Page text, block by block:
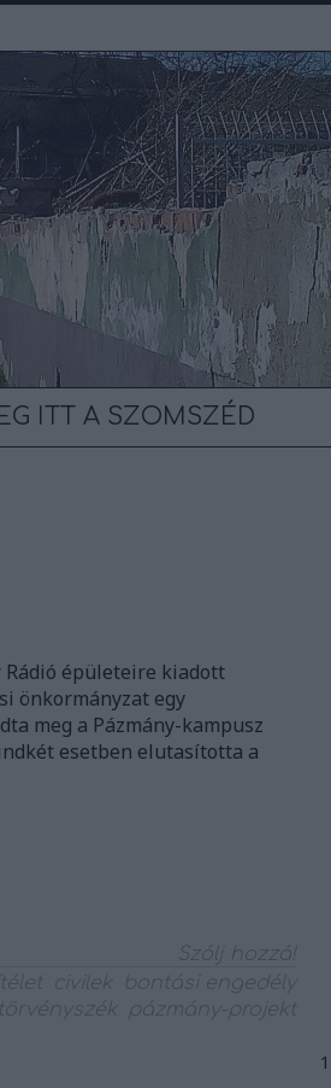
ITT A SZOMSZÉD
épületeire kiadott
önkormányzat egy
meg a Pázmány-kampusz
esetben elutasította a
Szólj hozzá!
ítélet civilek
bontási engedély
pázmány-projekt